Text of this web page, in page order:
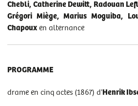
Chebli, Catherine Dewitt, Radouan
Grégori Miège, Marius Moguiba,
Chapoux en alternance
PROGRAMME
drame en cinq actes (1867) d'Henrik